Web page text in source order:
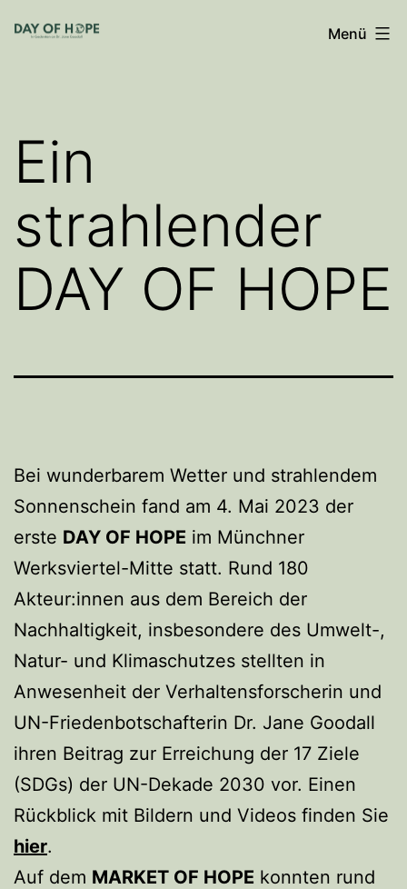
Inhalt
Menü
Ein
strahlender
DAY OF HOPE
Bei wunderbarem Wetter und strahlendem
Sonnenschein fand am 4. Mai 2023 der
erste DAY OF HOPE im Münchner
Werksviertel-Mitte statt. Rund 180
Akteur:innen aus dem Bereich der
Nachhaltigkeit, insbesondere des Umwelt-,
Natur- und Klimaschutzes stellten in
Anwesenheit der Verhaltensforscherin und
UN-Friedenbotschafterin Dr. Jane Goodall
ihren Beitrag zur Erreichung der 17 Ziele
(SDGs) der UN-Dekade 2030 vor. Einen
Rückblick mit Bildern und Videos finden Sie
hier.
Auf dem MARKET OF HOPE konnten rund